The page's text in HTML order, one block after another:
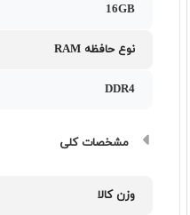
16GB
نوع حافظه RAM
DDR4
مشخصات کلی
وزن کالا